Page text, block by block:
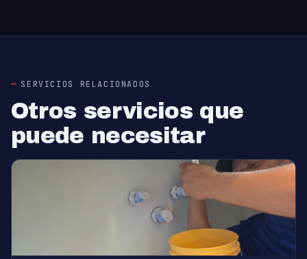
SERVICIOS RELACIONADOS
Otros servicios que
puede necesitar